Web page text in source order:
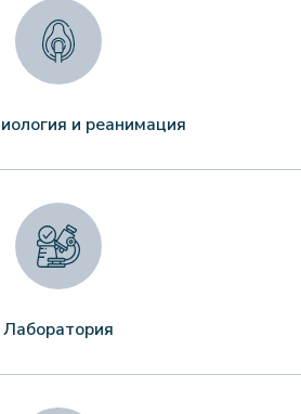
и реанимация
Лаборатория